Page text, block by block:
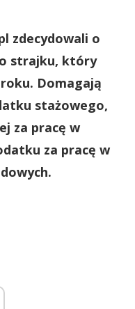
zdecydowali o
strajku, który
Domagają
stażowego,
za pracę w
za pracę w